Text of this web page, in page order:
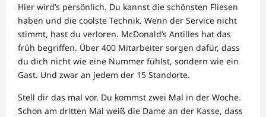
Hier wird’s persönlich. Du kannst die schönsten Fliesen
haben und die coolste Technik. Wenn der Service nicht
stimmt, hast du verloren. McDonald’s Antilles hat das
früh begriffen. Über 400 Mitarbeiter sorgen dafür, dass
du dich nicht wie eine Nummer fühlst, sondern wie ein
Gast. Und zwar an jedem der 15 Standorte.
Stell dir das mal vor. Du kommst zwei Mal in der Woche.
Schon am dritten Mal weiß die Dame an der Kasse, dass